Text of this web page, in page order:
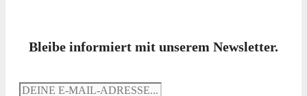
Bleibe informiert mit unserem Newsletter.